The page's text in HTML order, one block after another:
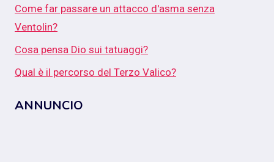
Come far passare un attacco d'asma senza
Ventolin?
Cosa pensa Dio sui tatuaggi?
Qual è il percorso del Terzo Valico?
ANNUNCIO